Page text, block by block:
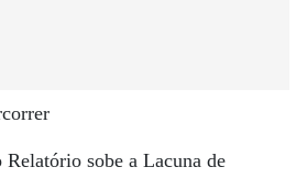
sobe a Lacuna de